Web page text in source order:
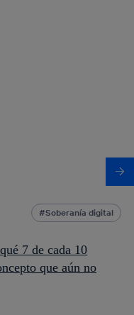
Soberanía digital
7 de cada 10
que aún no